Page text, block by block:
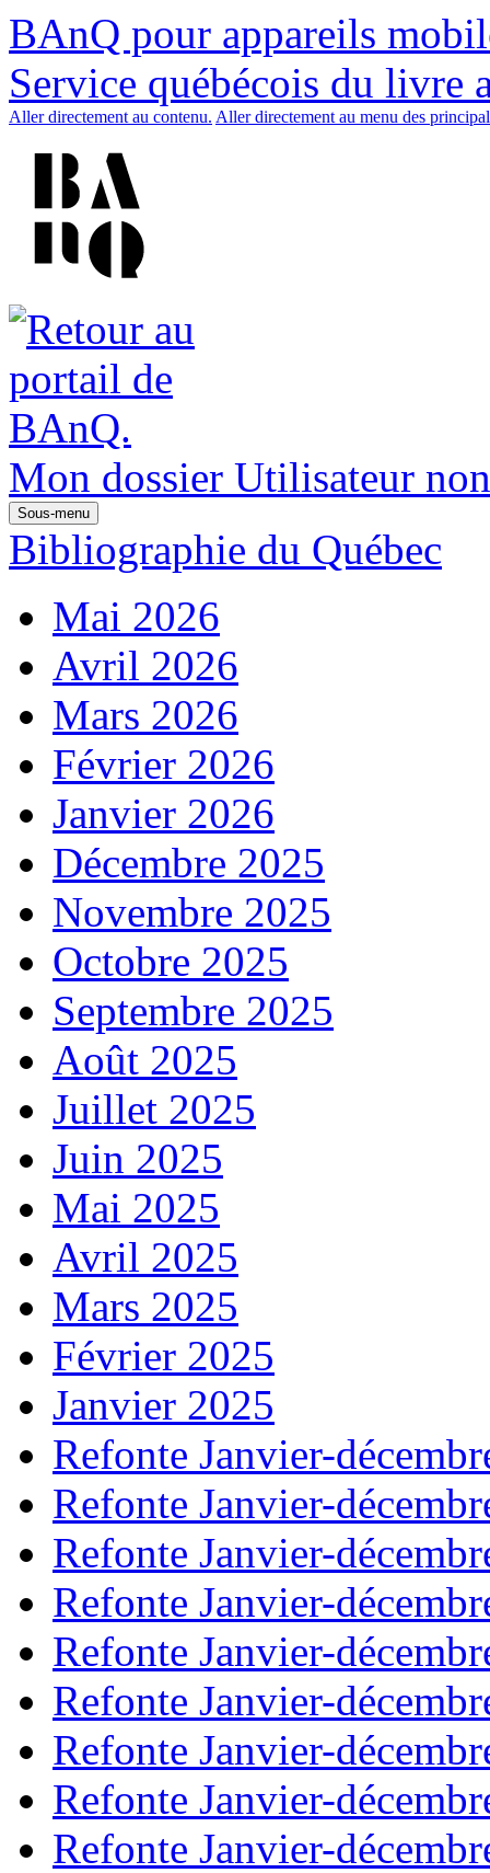
BAnQ pour appareils
Service québécois du livre
Aller directement au contenu. Aller directement au menu des
Mon dossier Utilisateur
Sous-menu
Bibliographie du Québec
Mai 2026
Avril 2026
Mars 2026
Février 2026
Janvier 2026
Décembre 2025
Novembre 2025
Octobre 2025
Septembre 2025
Août 2025
Juillet 2025
Juin 2025
Mai 2025
Avril 2025
Mars 2025
Février 2025
Janvier 2025
Refonte Janvier-
Refonte Janvier-
Refonte Janvier-
Refonte Janvier-
Refonte Janvier-
Refonte Janvier-
Refonte Janvier-
Refonte Janvier-
Refonte Janvier-